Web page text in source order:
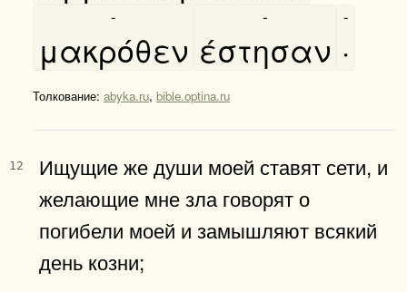
μακρόθεν
-
έστησαν
-
·
-
Толкование: abyka.ru, bible.optina.ru
12
Ищущие же души моей ставят сети, и
желающие мне зла говорят о
погибели моей и замышляют всякий
день козни;